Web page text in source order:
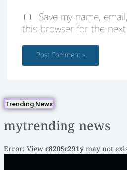
Save my name,
this browser for the
Trending News
mytrending news
Error: View c8205c291y may not